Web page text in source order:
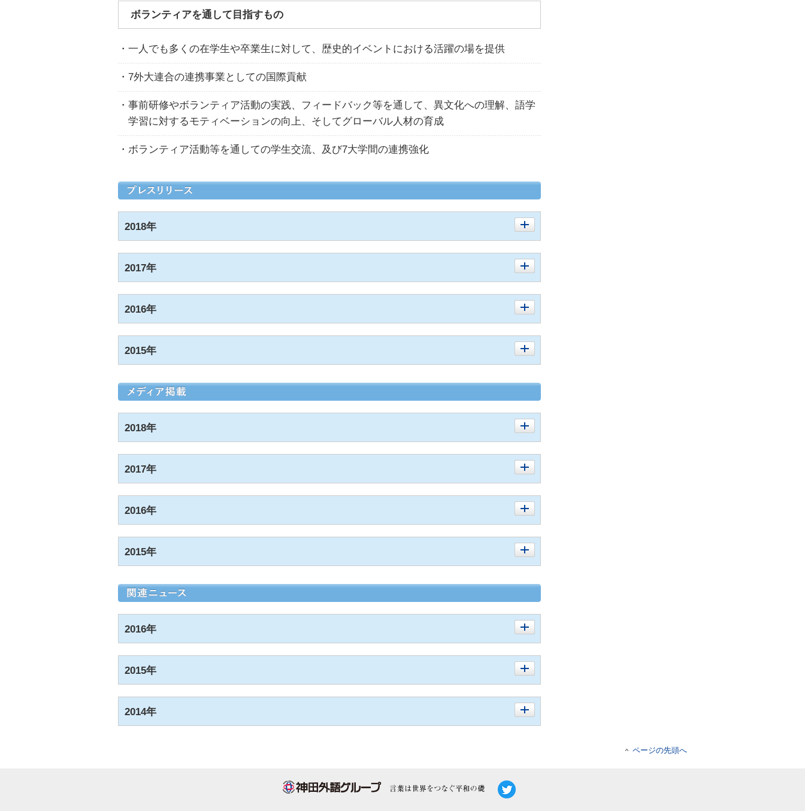
ボランティアを通して目指すもの
・一人でも多くの在学生や卒業生に対して、歴史的イベントにおける活躍の場を提供
・7外大連合の連携事業としての国際貢献
・事前研修やボランティア活動の実践、フィードバック等を通して、異文化への理解、語学
学習に対するモティベーションの向上、そしてグローバル人材の育成
・ボランティア活動等を通しての学生交流、及び7大学間の連携強化
2018年
2017年
2016年
2015年
2018年
2017年
2016年
2015年
2016年
2015年
2014年
ページの先頭へ